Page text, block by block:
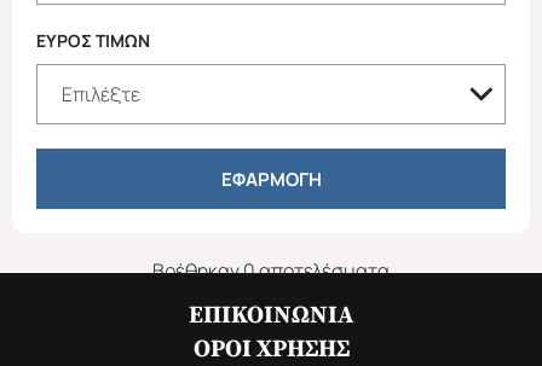
Χριστούγεννα & Πρωτοχρονιά Χειμώνας 2026/2027
ΕΥΡΟΣ ΤΙΜΩΝ
ΕΦΑΡΜΟΓΗ
Βρέθηκαν 0 αποτελέσματα
ΕΠΙΚΟΙΝΩΝΊΑ
ΌΡΟΙ ΧΡΉΣΗΣ